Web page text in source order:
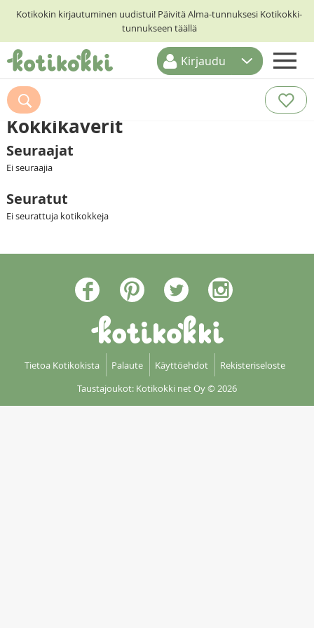
Kotikokin kirjautuminen uudistui! Päivitä Alma-tunnuksesi Kotikokki-
tunnukseen täällä
ETUSIVU
RESEPTIHAKU
RUOKATEEMAT
KESKUSTELUT
KOTIKOKIT
Kirjaudu
Kokkikaverit
Seuraajat
Ei seuraajia
Seuratut
Ei seurattuja kotikokkeja
Tietoa Kotikokista Palaute Käyttöehdot
Rekisteriseloste
Taustajoukot: Kotikokki net Oy© 2026